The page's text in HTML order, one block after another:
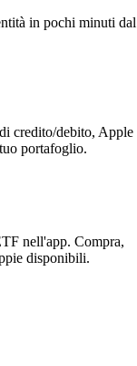
in pochi minuti dal
credito/debito, Apple
portafoglio.
nell'app. Compra,
disponibili.